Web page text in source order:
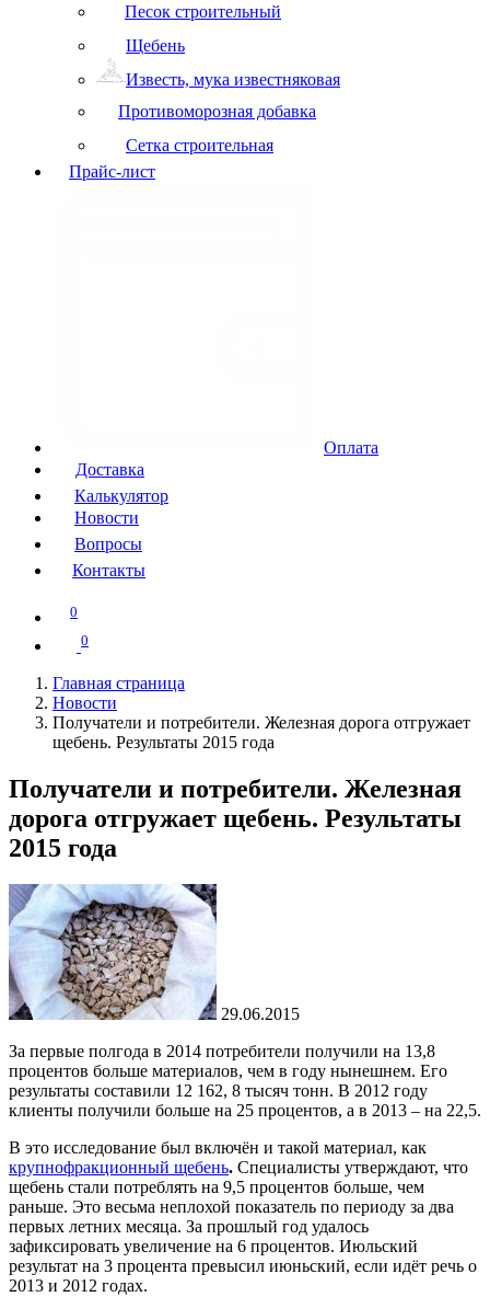
Песок строительный
Щебень
Известь, мука известняковая
Противоморозная добавка
Сетка строительная
Прайс-лист
Оплата
Доставка
Калькулятор
Новости
Вопросы
Контакты
0
0
Главная страница
Новости
Получатели и потребители. Железная дорога отгружает
щебень. Результаты 2015 года
Получатели и потребители. Железная
дорога отгружает щебень. Результаты
2015 года
29.06.2015
За первые полгода в 2014 потребители получили на 13,8
процентов больше материалов, чем в году нынешнем. Его
результаты составили 12 162, 8 тысяч тонн. В 2012 году
клиенты получили больше на 25 процентов, а в 2013 – на 22,5.
В это исследование был включён и такой материал, как
крупнофракционный щебень. Специалисты утверждают, что
щебень стали потреблять на 9,5 процентов больше, чем
раньше. Это весьма неплохой показатель по периоду за два
первых летних месяца. За прошлый год удалось
зафиксировать увеличение на 6 процентов. Июльский
результат на 3 процента превысил июньский, если идёт речь о
2013 и 2012 годах.